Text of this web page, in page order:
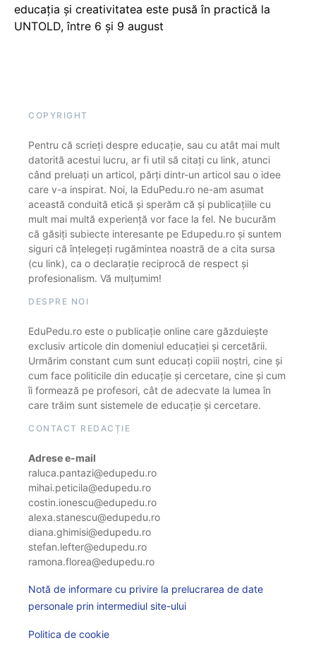
educația și creativitatea este pusă în practică la
UNTOLD, între 6 și 9 august
COPYRIGHT
Pentru că scrieți despre educație, sau cu atât mai mult
datorită acestui lucru, ar fi util să citați cu link, atunci
când preluați un articol, părți dintr-un articol sau o idee
care v-a inspirat. Noi, la EduPedu.ro ne-am asumat
această conduită etică și sperăm că și publicațiile cu
mult mai multă experiență vor face la fel. Ne bucurăm
că găsiți subiecte interesante pe Edupedu.ro și suntem
siguri că înțelegeți rugămintea noastră de a cita sursa
(cu link), ca o declarație reciprocă de respect și
profesionalism. Vă mulțumim!
DESPRE NOI
EduPedu.ro este o publicație online care găzduiește
exclusiv articole din domeniul educației și cercetării.
Urmărim constant cum sunt educați copiii noștri, cine și
cum face politicile din educație și cercetare, cine și cum
îi formează pe profesori, cât de adecvate la lumea în
care trăim sunt sistemele de educație și cercetare.
CONTACT REDACȚIE
Adrese e-mail
raluca.pantazi@edupedu.ro
mihai.peticila@edupedu.ro
costin.ionescu@edupedu.ro
alexa.stanescu@edupedu.ro
diana.ghimisi@edupedu.ro
stefan.lefter@edupedu.ro
ramona.florea@edupedu.ro
Notă de informare cu privire la prelucrarea de date
personale prin intermediul site-ului
Politica de cookie